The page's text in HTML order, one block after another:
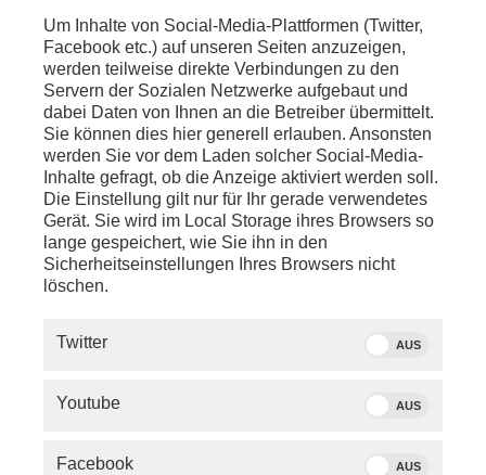
SERVICE
Um Inhalte von Social-Media-Plattformen (Twitter,
Facebook etc.) auf unseren Seiten anzuzeigen,
werden teilweise direkte Verbindungen zu den
Servern der Sozialen Netzwerke aufgebaut und
dabei Daten von Ihnen an die Betreiber übermittelt.
Sie können dies hier generell erlauben. Ansonsten
werden Sie vor dem Laden solcher Social-Media-
Inhalte gefragt, ob die Anzeige aktiviert werden soll.
Die Einstellung gilt nur für Ihr gerade verwendetes
Gerät. Sie wird im Local Storage ihres Browsers so
lange gespeichert, wie Sie ihn in den
Sicherheitseinstellungen Ihres Browsers nicht
löschen.
Twitter AUS
Youtube AUS
Facebook AUS